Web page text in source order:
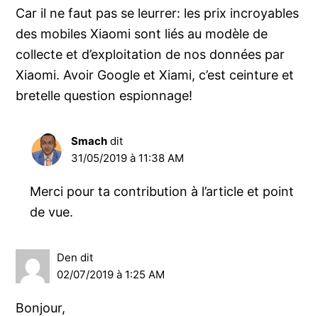
Car il ne faut pas se leurrer: les prix incroyables
des mobiles Xiaomi sont liés au modèle de
collecte et d’exploitation de nos données par
Xiaomi. Avoir Google et Xiami, c’est ceinture et
bretelle question espionnage!
Smach dit
31/05/2019 à 11:38 AM
Merci pour ta contribution à l’article et point
de vue.
Den dit
02/07/2019 à 1:25 AM
Bonjour,